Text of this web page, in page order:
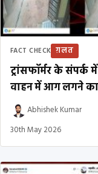
FACT CHECK ग़लत
ट्रांसफॉर्मर के
वाहन में आग लगने
Abhishek Kumar
30th May 2026